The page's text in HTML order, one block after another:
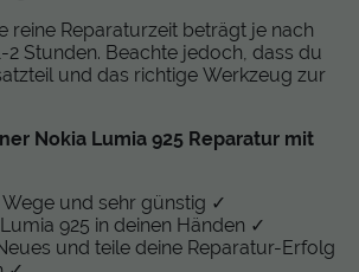
reine Reparaturzeit beträgt je nach
2 Stunden. Beachte jedoch, dass du
und das richtige Werkzeug zur
Nokia Lumia 925 Reparatur mit
Wege und sehr günstig ✓
925 in deinen Händen ✓
und teile deine Reparatur-Erfolg